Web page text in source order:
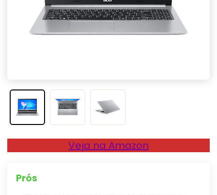
Veja na Amazon
Prós